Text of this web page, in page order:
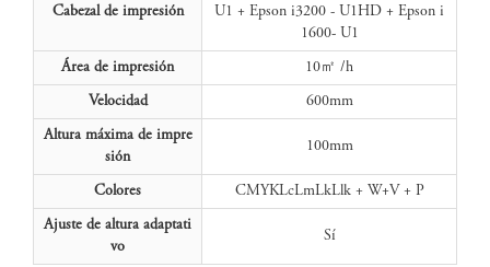
Cabezal de impresión
U1 + Epson i3200 - U1HD + Epson i
1600- U1
Área de impresión 10㎡ /h
Velocidad 600mm
Altura máxima de impre
sión
100mm
Colores CMYKLcLmLkLlk + W+V + P
Ajuste de altura adaptati
vo
Sí